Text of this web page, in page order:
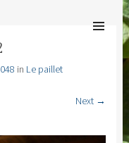
CONTENT
in Le paillet
Next →